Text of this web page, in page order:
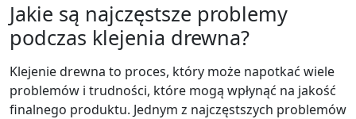
Jakie są najczęstsze problemy
podczas klejenia drewna?
Klejenie drewna to proces, który może napotkać wiele
problemów i trudności, które mogą wpłynąć na jakość
finalnego produktu. Jednym z najczęstszych problemów